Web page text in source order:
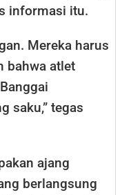
informasi itu.
Mereka harus
bahwa atlet
saku,” tegas
ajang
berlangsung